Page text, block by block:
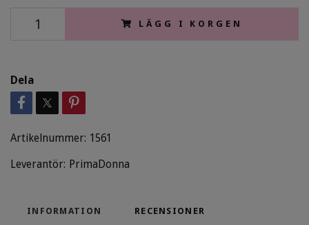
LÄGG I KORGEN
Dela
Artikelnummer: 1561
Leverantör: PrimaDonna
INFORMATION RECENSIONER